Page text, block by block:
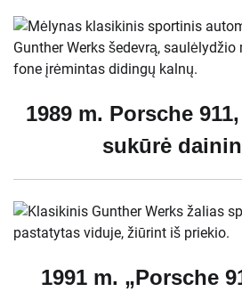
1989 m. Porsche
sukūrė
1991 m. „Porsche